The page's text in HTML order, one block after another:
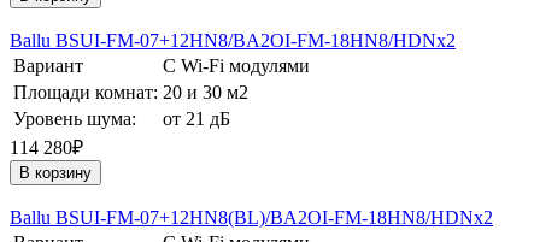
Ballu BSUI-FM-07+12HN8/BA2OI-FM-18HN8/HDNх2
Вариант
С Wi-Fi модулями
Площади комнат: 20 и 30 м2
Уровень шума:
от 21 дБ
114 280₽
В корзину
Ballu BSUI-FM-07+12HN8(BL)/BA2OI-FM-18HN8/HDNх2